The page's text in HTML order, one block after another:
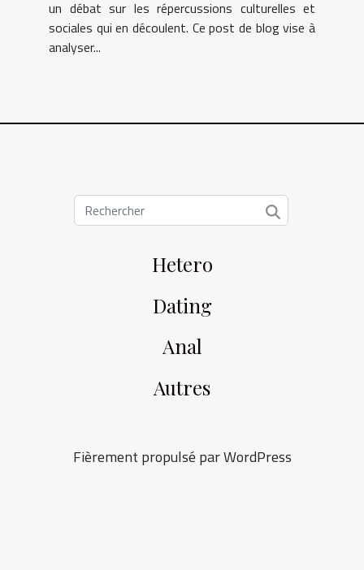
un débat sur les répercussions culturelles et
sociales qui en découlent. Ce post de blog vise à
analyser...
Hetero
Dating
Anal
Autres
Fièrement propulsé par WordPress